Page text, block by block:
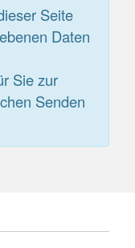
Seite
Daten
Sie zur
Senden